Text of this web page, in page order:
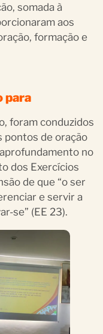
somada à
aos
formação e
para
foram conduzidos
pontos de oração
no
dos Exercícios
de que “o ser
e servir a
se” (EE 23).